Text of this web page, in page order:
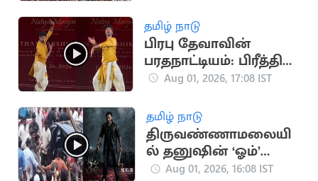
பிரம்மோற்சவ விழா
தொடக்கம்
தமிழ் நாடு
பிரபு தேவாவின்
பரதநாட்டியம்: பிரீத்தி
சஞ்சீவின் விமர்சனம்
Aug 01, 2026, 17:08 IST
தமிழ் நாடு
திருவண்ணாமலையி
ல் தனுஷின் ‘ஓம்’
படப்பிடிப்பு: திரண்ட
Aug 01, 2026, 16:08 IST